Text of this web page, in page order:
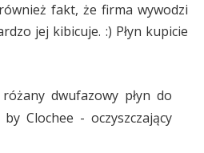
fakt, że firma wywodzi
jej kibicuje. :) Płyn kupicie